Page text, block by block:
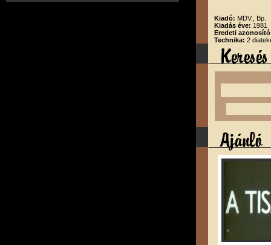
Kiadó: MDV., Bp.
Kiadás éve: 1981
Eredeti
Technika: 2